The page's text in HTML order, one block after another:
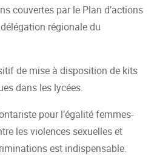
couvertes par le Plan d’actions
régionale du
de mise à disposition de kits
dans les lycées.
pour l’égalité femmes-
les violences sexuelles et
est indispensable.